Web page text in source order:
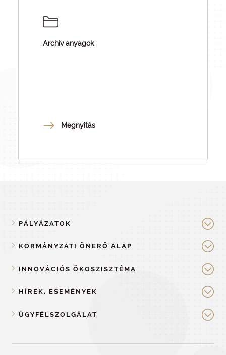
Archív anyagok
Megnyitás
PÁLYÁZATOK
KORMÁNYZATI ÖNERŐ ALAP
INNOVÁCIÓS ÖKOSZISZTÉMA
HÍREK, ESEMÉNYEK
ÜGYFÉLSZOLGÁLAT